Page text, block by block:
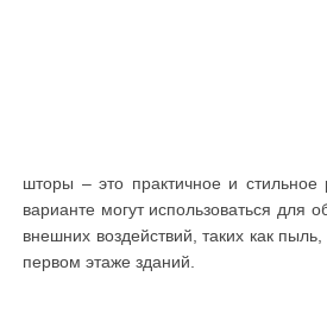
шторы – это практичное и
варианте могут использоваться
внешних воздействий, таких как
первом этаже зданий.